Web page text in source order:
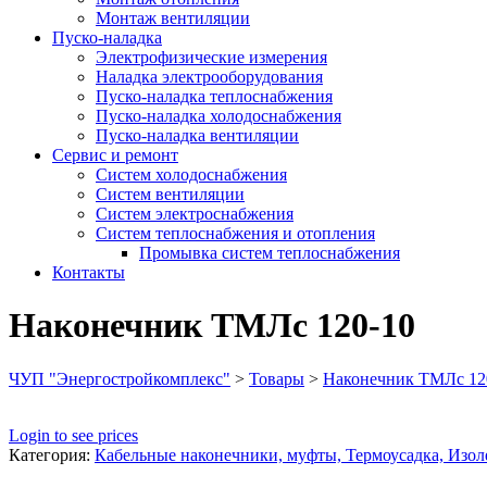
Монтаж вентиляции
Пуско-наладка
Электрофизические измерения
Наладка электрооборудования
Пуско-наладка теплоснабжения
Пуско-наладка холодоснабжения
Пуско-наладка вентиляции
Сервис и ремонт
Систем холодоснабжения
Систем вентиляции
Систем электроснабжения
Систем теплоснабжения и отопления
Промывка систем теплоснабжения
Контакты
Наконечник ТМЛс 120-10
ЧУП "Энергостройкомплекс" > Товары > Наконечник ТМЛс
Login to see prices
Категория: Кабельные наконечники, муфты, Термоусадка,